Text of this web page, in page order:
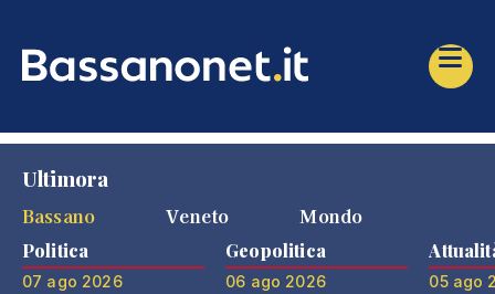
Ultimora
Bassano
Veneto Mondo
Politica
07 ago 2026
Geopolitica
06 ago 2026 05 ago